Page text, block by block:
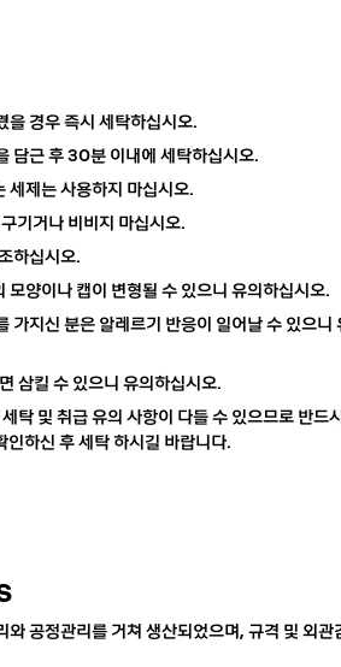
을 경우 즉시 세탁하십시오.
담근 후 30분 이내에 세탁하십시오.
세제는 사용하지 마십시오.
기거나 비비지 마십시오.
하십시오.
모양이나 캡이 변형될 수 있으니 유의하십시오.
가지신 분은 알레르기 반응이 일어날 수 있으니
삼킬 수 있으니 유의하십시오.
탁 및 취급 유의 사항이 다들 수 있으므로 반드
하신 후 세탁 하시길 바랍니다.
와 공정관리를 거쳐 생산되었으며, 규격 및 외관